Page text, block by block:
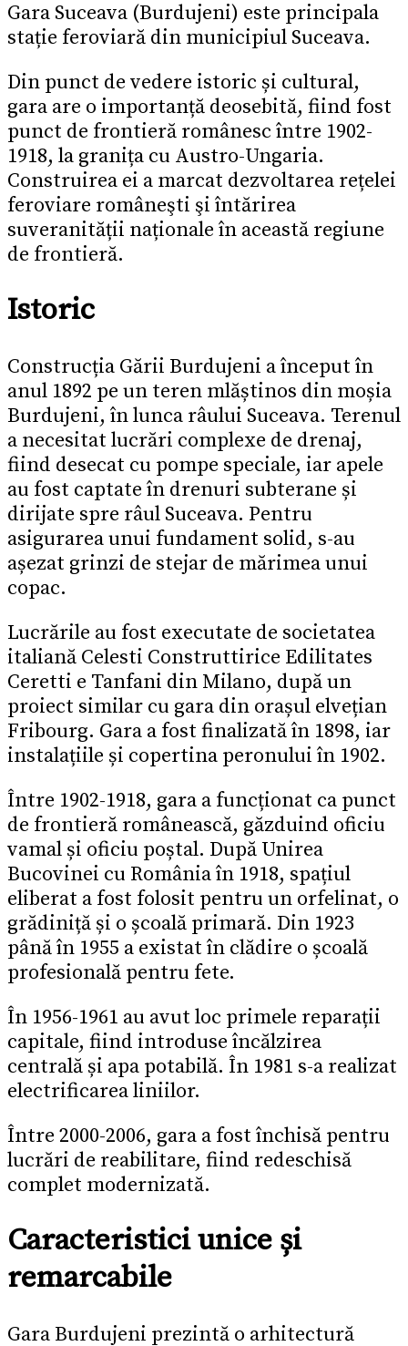
Gara Suceava (Burdujeni) este principala
stație feroviară din municipiul Suceava.
Din punct de vedere istoric și cultural,
gara are o importanță deosebită, fiind fost
punct de frontieră românesc între 1902-
1918, la granița cu Austro-Ungaria.
Construirea ei a marcat dezvoltarea rețelei
feroviare româneşti şi întărirea
suveranității naționale în această regiune
de frontieră.
Istoric
Construcția Gării Burdujeni a început în
anul 1892 pe un teren mlăștinos din moșia
Burdujeni, în lunca râului Suceava. Terenul
a necesitat lucrări complexe de drenaj,
fiind desecat cu pompe speciale, iar apele
au fost captate în drenuri subterane și
dirijate spre râul Suceava. Pentru
asigurarea unui fundament solid, s-au
așezat grinzi de stejar de mărimea unui
copac.
Lucrările au fost executate de societatea
italiană Celesti Construttirice Edilitates
Ceretti e Tanfani din Milano, după un
proiect similar cu gara din orașul elvețian
Fribourg. Gara a fost finalizată în 1898, iar
instalațiile și copertina peronului în 1902.
Între 1902-1918, gara a funcționat ca punct
de frontieră românească, găzduind oficiu
vamal și oficiu poștal. După Unirea
Bucovinei cu România în 1918, spațiul
eliberat a fost folosit pentru un orfelinat, o
grădiniță și o școală primară. Din 1923
până în 1955 a existat în clădire o școală
profesională pentru fete.
În 1956-1961 au avut loc primele reparații
capitale, fiind introduse încălzirea
centrală și apa potabilă. În 1981 s-a realizat
electrificarea liniilor.
Între 2000-2006, gara a fost închisă pentru
lucrări de reabilitare, fiind redeschisă
complet modernizată.
Caracteristici unice și
remarcabile
Gara Burdujeni prezintă o arhitectură